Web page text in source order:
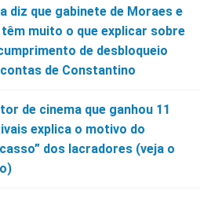
diz que gabinete de Moraes e
muito o que explicar sobre
de desbloqueio
de Constantino
de cinema que ganhou 11
explica o motivo do
dos lacradores (veja o